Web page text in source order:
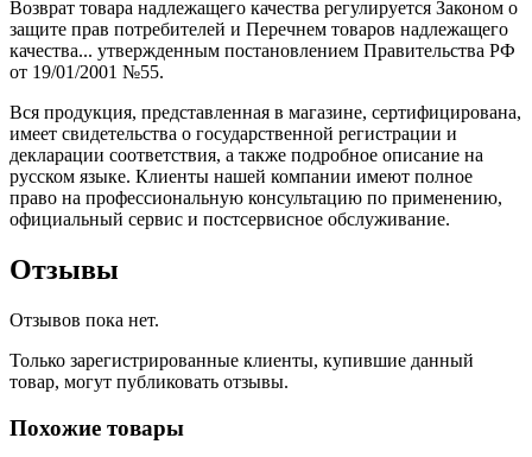
Возврат товара надлежащего качества регулируется Законом о
защите прав потребителей и Перечнем товаров надлежащего
качества... утвержденным постановлением Правительства РФ
от 19/01/2001 №55.
Вся продукция, представленная в магазине, сертифицирована,
имеет свидетельства о государственной регистрации и
декларации соответствия, а также подробное описание на
русском языке. Клиенты нашей компании имеют полное
право на профессиональную консультацию по применению,
официальный сервис и постсервисное обслуживание.
Отзывы
Отзывов пока нет.
Только зарегистрированные клиенты, купившие данный
товар, могут публиковать отзывы.
Похожие товары